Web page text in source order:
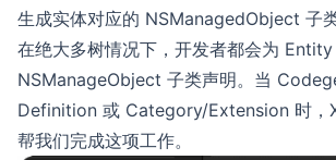
生成实体对应的 NSManagedObject 子
在绝大多树情况下，开发者都会为
NSManageObject 子类声明。当
Definition 或 Category/Extension 时，
帮我们完成这项工作。